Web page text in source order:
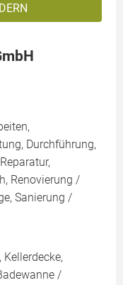
Durchführung,
Renovierung /
Sanierung /
/